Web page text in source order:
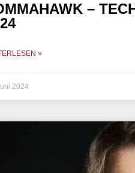
–
»
2024